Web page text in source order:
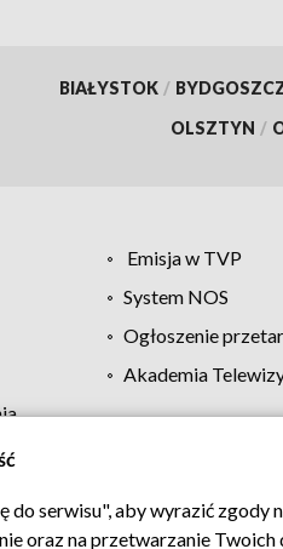
BIAŁYSTOK /
OLSZTYN /
Emisja w TVP
System NOS
Ogłoszenie
Akademia
Regulamin TVP
serwisu", aby wyrazić zgody
oraz na przetwarzanie Twoich